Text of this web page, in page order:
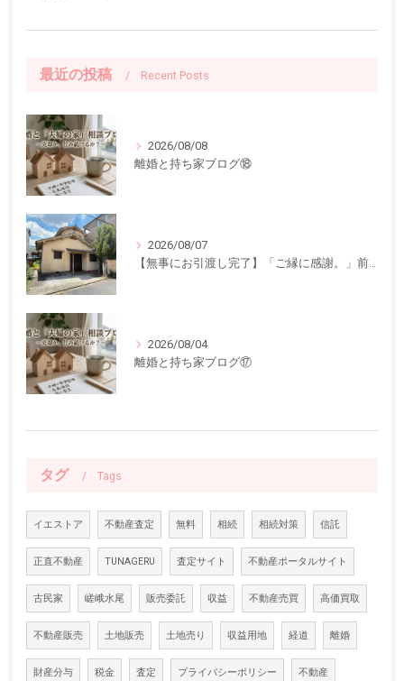
最近の投稿 Recent Posts
2026/08/08
離婚と持ち家ブログ⑱
2026/08/07
【無事にお引渡し完了】「ご縁に感謝。」前回ご紹介した中古一戸建てのお引渡しが終了しました
2026/08/04
離婚と持ち家ブログ⑰
タグ Tags
イエストア 不動産査定 無料 相続 相続対策 信託
正直不動産 TUNAGERU 査定サイト 不動産ポータルサイト
古民家 嵯峨水尾 販売委託 収益 不動産売買 高価買取
不動産販売 土地販売 土地売り 収益用地 経道 離婚
財産分与 税金 査定 プライバシーポリシー 不動産